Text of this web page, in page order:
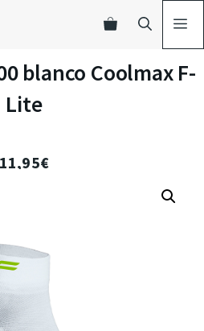
blanco Coolmax F-
Lite
11,95€